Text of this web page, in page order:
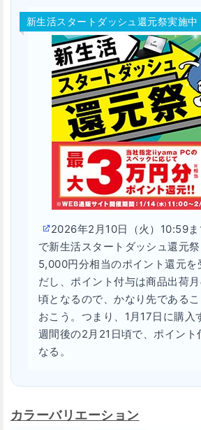
新生活スタートダッシュ還元祭実施中
2026年2月10日（火）10:59
で新生活スタートダッシュ還元祭
5,000円分相当のポイント還元を
だし、ポイント付与は商品出荷
頃となるので、かなり先である
おこう。つまり、1月17日に購入
週間後の2月21日頃で、ポイント
なる。
カラーバリエーション